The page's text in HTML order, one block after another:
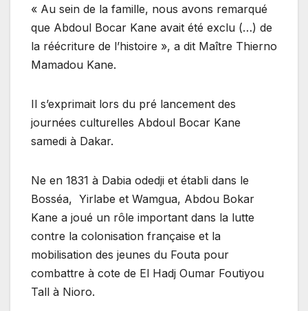
« Au sein de la famille, nous avons remarqué
que Abdoul Bocar Kane avait été exclu (…) de
la réécriture de l’histoire », a dit Maître Thierno
Mamadou Kane.
Il s’exprimait lors du pré lancement des
journées culturelles Abdoul Bocar Kane
samedi à Dakar.
Ne en 1831 à Dabia odedji et établi dans le
Bosséa, Yirlabe et Wamgua, Abdou Bokar
Kane a joué un rôle important dans la lutte
contre la colonisation française et la
mobilisation des jeunes du Fouta pour
combattre à cote de El Hadj Oumar Foutiyou
Tall à Nioro.